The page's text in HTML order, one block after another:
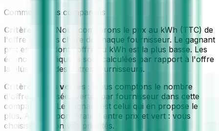
Comment nous comparons
Critère prix :
Nous comparons le prix au kWh (TTC) de
l'offre la moins chère de chaque fournisseur. Le gagnant
prix est celui dont l'offre au kWh est la plus basse. Les
économies indiquées sont calculées par rapport à l'offre
la plus chère des autres fournisseurs.
Critère offres vertes :
Nous comptons le nombre
d'offres labellisées vertes par fournisseur dans cette
comparaison. Le gagnant est celui qui en propose le
plus. Aucune pondération entre prix et vert : vous
choisissez selon vos priorités.